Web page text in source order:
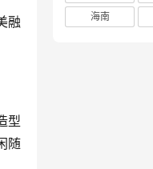
融
型
随
海南